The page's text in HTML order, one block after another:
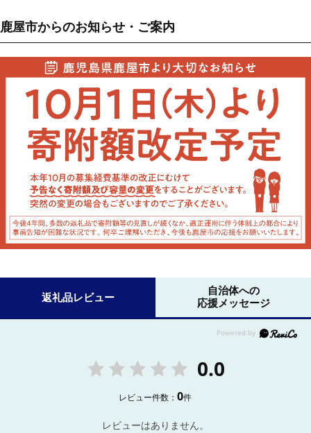
鹿屋市からのお知らせ・ご案内
返礼品レビュー
自治体への
応援メッセージ
0.0
レビュー件数：0件
レビューはありません。